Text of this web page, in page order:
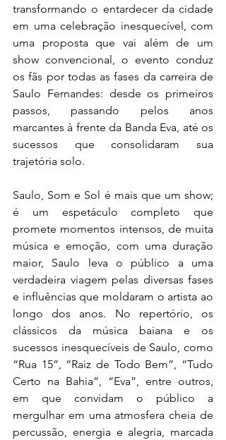
transformando o entardecer da cidade
em uma celebração inesquecível, com
uma proposta que vai além de um
show convencional, o evento conduz
os fãs por todas as fases da carreira de
Saulo Fernandes: desde os primeiros
passos, passando pelos anos
marcantes à frente da Banda Eva, até os
sucessos que consolidaram sua
trajetória solo.
Saulo, Som e Sol é mais que um show;
é um espetáculo completo que
promete momentos intensos, de muita
música e emoção, com uma duração
maior, Saulo leva o público a uma
verdadeira viagem pelas diversas fases
e influências que moldaram o artista ao
longo dos anos. No repertório, os
clássicos da música baiana e os
sucessos inesquecíveis de Saulo, como
“Rua 15”, “Raiz de Todo Bem”, “Tudo
Certo na Bahia”, “Eva”, entre outros,
em que convidam o público a
mergulhar em uma atmosfera cheia de
percussão, energia e alegria, marcada